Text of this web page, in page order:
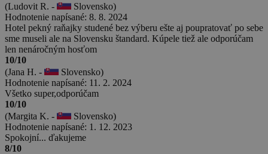
(Ludovit R. -
Slovensko)
Hodnotenie napísané: 8. 8. 2024
Hotel pekný raňajky studené bez výberu ešte aj poupratovať po sebe
sme museli ale na Slovensku štandard. Kúpele tiež ale odporúčam
len nenáročným hosťom
10/10
(Jana H. -
Slovensko)
Hodnotenie napísané: 11. 2. 2024
Všetko super,odporúčam
10/10
(Margita K. -
Slovensko)
Hodnotenie napísané: 1. 12. 2023
Spokojní... ďakujeme
8/10